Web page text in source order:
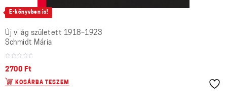
E-könyvben is!
Új világ született 1918–1923
Schmidt Mária
2700 Ft
KOSÁRBA TESZEM